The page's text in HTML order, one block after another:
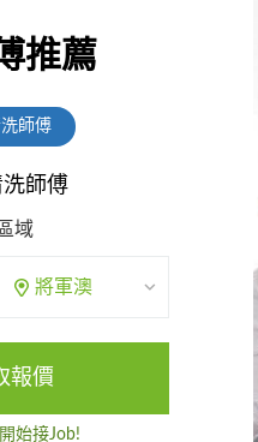
推薦
師傅
師傅
區域
將軍澳
報價
始接Job!